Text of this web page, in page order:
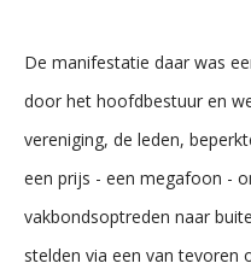
De manifestatie daar was
door het hoofdbestuur en
vereniging, de leden,
een prijs - een megafoon -
vakbondsoptreden naar
stelden via een van tevoren